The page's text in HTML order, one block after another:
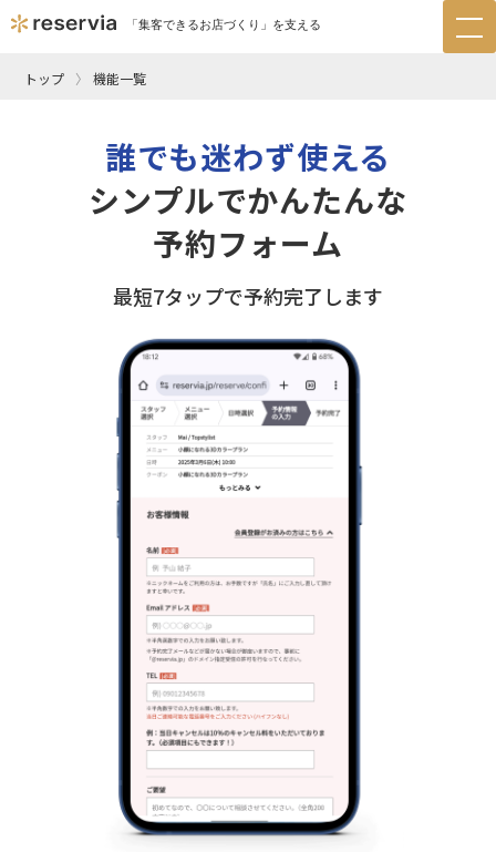
「集客できるお店づくり」を支える
トップ 機能一覧
誰でも迷わず使える
シンプルでかんたんな
予約フォーム
最短7タップで予約完了します